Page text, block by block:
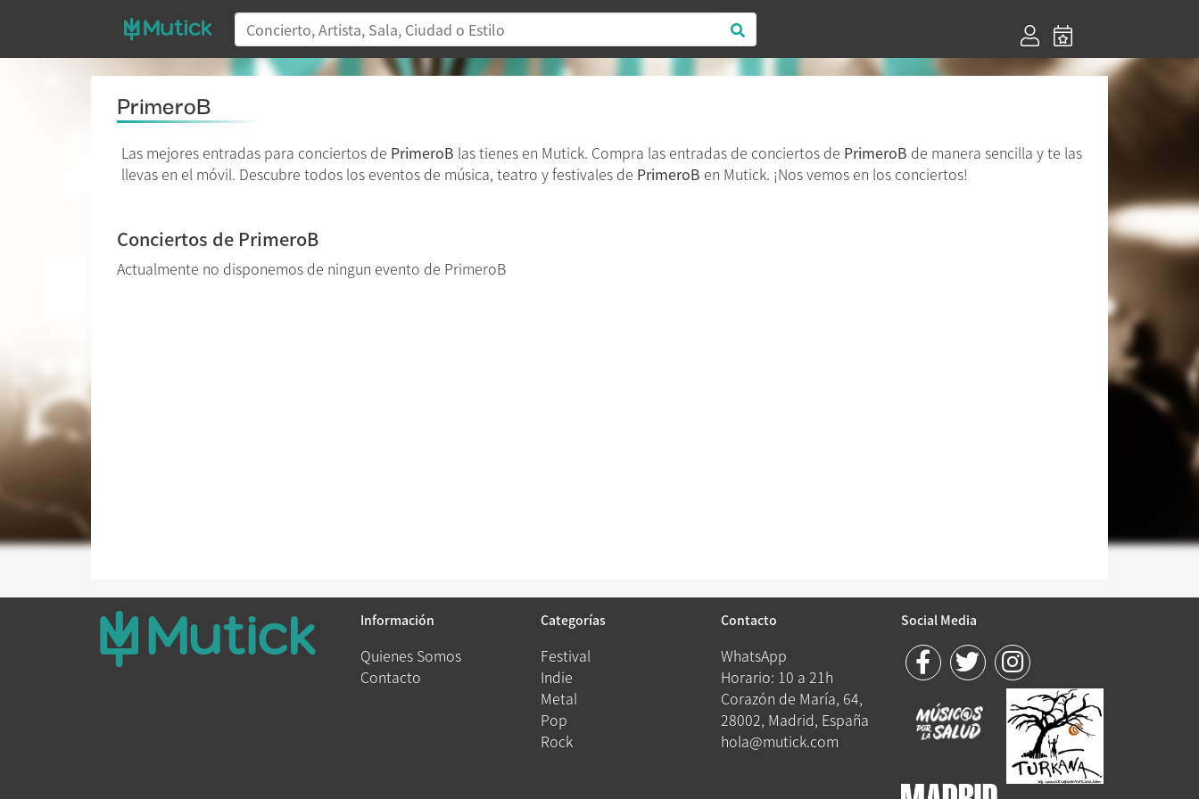
PrimeroB
Las mejores entradas para conciertos de PrimeroB las tienes en Mutick. Compra las entradas de conciertos de PrimeroB de manera sencilla y te las
llevas en el móvil. Descubre todos los eventos de música, teatro y festivales de PrimeroB en Mutick. ¡Nos vemos en los conciertos!
Conciertos de PrimeroB
Actualmente no disponemos de ningun evento de PrimeroB
Información
Quienes Somos
Contacto
Categorías
Festival
Indie
Metal
Pop
Rock
Contacto
WhatsApp
Horario: 10 a 21h
Corazón de María, 64,
28002, Madrid, España
hola@mutick.com
Social Media